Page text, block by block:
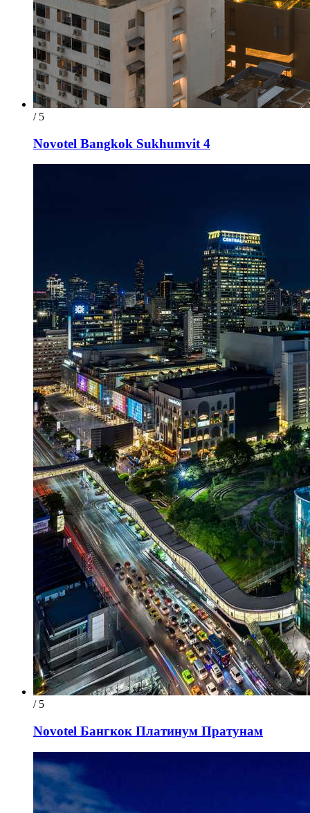
/ 5
Novotel Bangkok Sukhumvit 4
/ 5
Novotel Бангкок Платинум Пратунам